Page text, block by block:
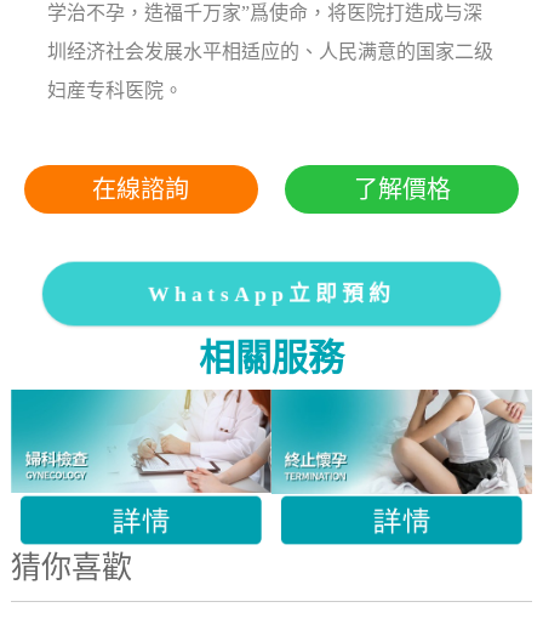
学治不孕，造福千万家”爲使命，将医院打造成与深
圳经济社会发展水平相适应的、人民满意的国家二级
妇産专科医院。
在線諮詢 了解價格
WhatsApp立即預約
相關服務
猜你喜歡